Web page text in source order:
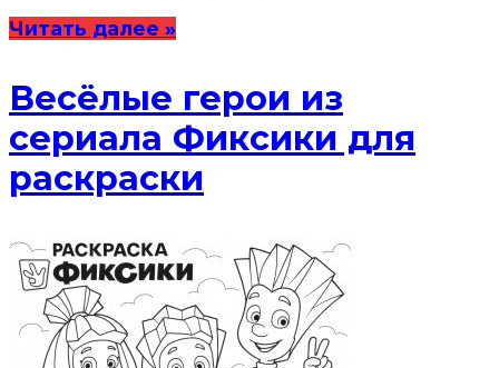
Читать далее »
Весёлые герои из
сериала Фиксики для
раскраски